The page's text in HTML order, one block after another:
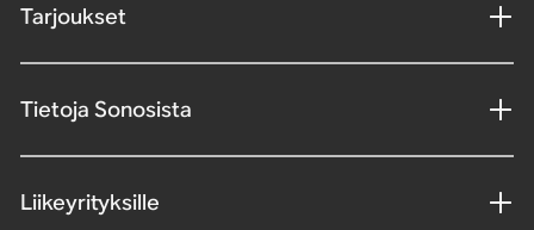
Tarjoukset
Tietoja Sonosista
Liikeyrityksille